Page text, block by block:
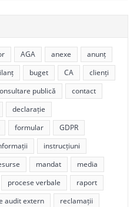
AGA anexe
anunț
buget CA
clienți
publică
contact
declarație
formular
GDPR
instrucțiuni
mandat
media
procese verbale
raport
audit extern
reclamații